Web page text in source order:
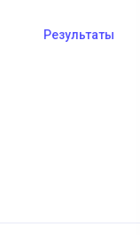
Результаты